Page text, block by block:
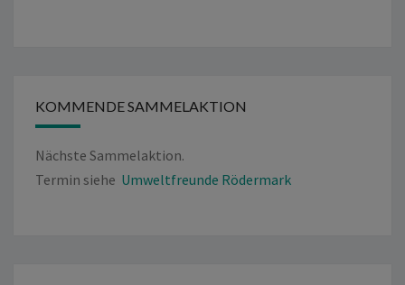
KOMMENDE SAMMELAKTION
Nächste Sammelaktion.
Termin siehe Umweltfreunde Rödermark